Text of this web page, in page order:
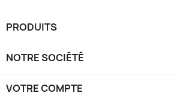
PRODUITS
NOTRE SOCIÉTÉ
VOTRE COMPTE